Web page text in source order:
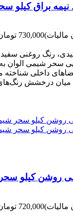
براق کیلو
مالیات)730,000 تومان
رنگ روغنی
سحر شیمی الوان
داخلی
میان درخشش
روشن کیلو
مالیات)720,000 تومان